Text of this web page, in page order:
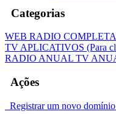
Categorias
WEB RADIO COMPLETA
TVAPLICATIVOS (Para
RADIO ANUAL TV
Ações
Registrar um novo domínio